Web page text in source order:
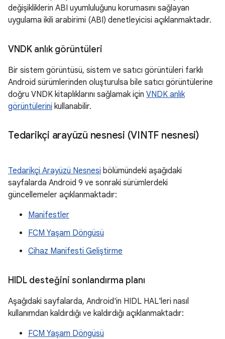
değişikliklerin ABI uyumluluğunu korumasını sağlayan
uygulama ikili arabirimi (ABI) denetleyicisi açıklanmaktadır.
VNDK anlık görüntüleri
Bir sistem görüntüsü, sistem ve satıcı görüntüleri farklı
Android sürümlerinden oluşturulsa bile satıcı görüntülerine
doğru VNDK kitaplıklarını sağlamak için VNDK anlık
görüntülerini kullanabilir.
Tedarikçi arayüzü nesnesi (VINTF nesnesi)
Tedarikçi Arayüzü Nesnesi bölümündeki aşağıdaki
sayfalarda Android 9 ve sonraki sürümlerdeki
güncellemeler açıklanmaktadır:
Manifestler
FCM Yaşam Döngüsü
Cihaz Manifesti Geliştirme
HIDL desteğini sonlandırma planı
Aşağıdaki sayfalarda, Android'in HIDL HAL'leri nasıl
kullanımdan kaldırdığı ve kaldırdığı açıklanmaktadır:
FCM Yaşam Döngüsü